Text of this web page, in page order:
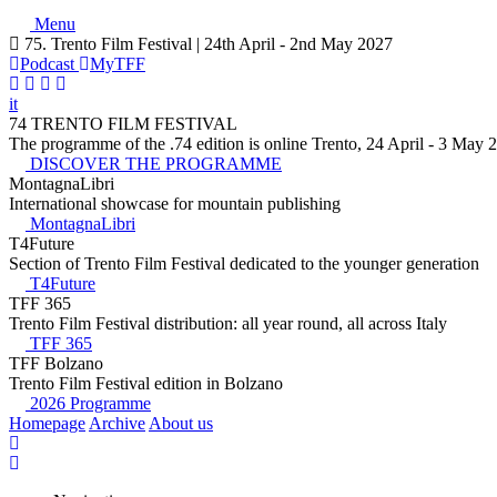
Menu
75. Trento Film Festival | 24th April - 2nd May 2027
Podcast
MyTFF
it
74 TRENTO FILM FESTIVAL
The programme of the .74 edition is online Trento, 24 April - 3 May
DISCOVER THE PROGRAMME
MontagnaLibri
International showcase for mountain publishing
MontagnaLibri
T4Future
Section of Trento Film Festival dedicated to the younger generation
T4Future
TFF 365
Trento Film Festival distribution: all year round, all across Italy
TFF 365
TFF Bolzano
Trento Film Festival edition in Bolzano
2026 Programme
Homepage Archive About us